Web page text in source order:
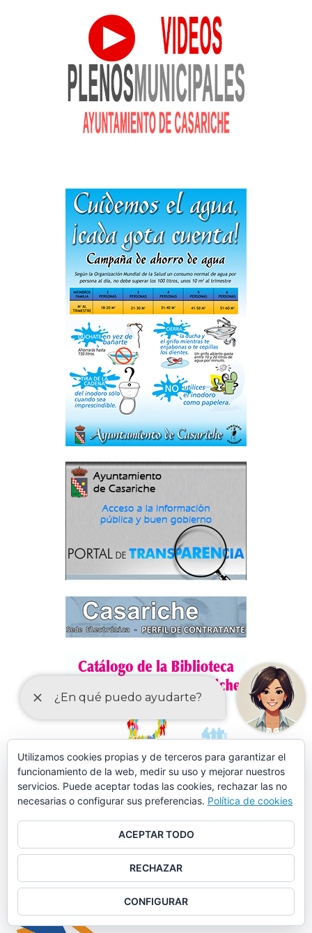
MÁS DE 150 CURSOS EN AULA MENTOR CASARICHE
Utilizamos cookies propias y de terceros para garantizar el
funcionamiento de la web, medir su uso y mejorar nuestros
servicios. Puede aceptar todas las cookies, rechazar las no
necesarias o configurar sus preferencias. Política de cookies
ACEPTAR TODO
RECHAZAR
CONFIGURAR